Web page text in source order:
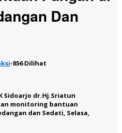
Dan
-856 Dilihat
Sidoarjo dr.Hj.Sriatun
monitoring bantuan
dan Sedati, Selasa,